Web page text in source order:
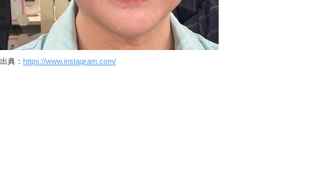
出典： https://www.instagram.com/